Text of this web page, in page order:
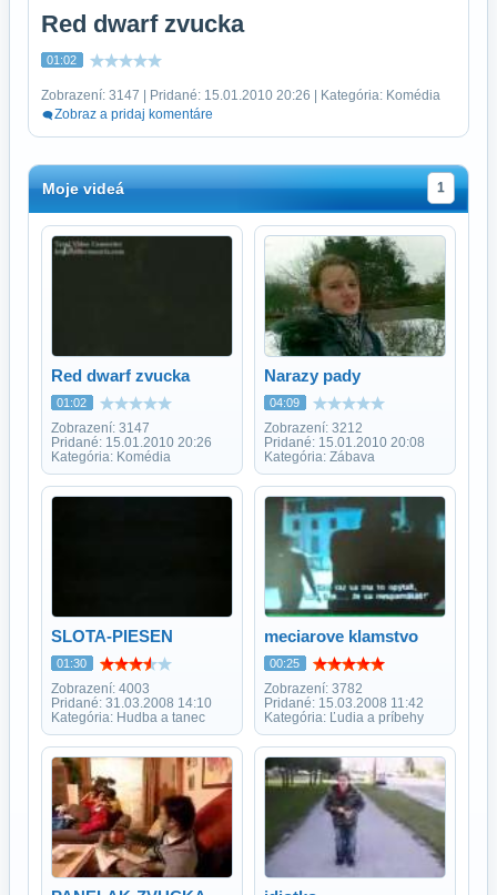
Red dwarf zvucka
01:02
Zobrazení: 3147 | Pridané: 15.01.2010 20:26 | Kategória: Komédia
Zobraz a pridaj komentáre
Moje videá 1
Red dwarf zvucka
01:02
Zobrazení: 3147
Pridané: 15.01.2010 20:26
Kategória: Komédia
Narazy pady
04:09
Zobrazení: 3212
Pridané: 15.01.2010 20:08
Kategória: Zábava
SLOTA-PIESEN
01:30
Zobrazení: 4003
Pridané: 31.03.2008 14:10
Kategória: Hudba a tanec
meciarove klamstvo
00:25
Zobrazení: 3782
Pridané: 15.03.2008 11:42
Kategória: Ľudia a príbehy